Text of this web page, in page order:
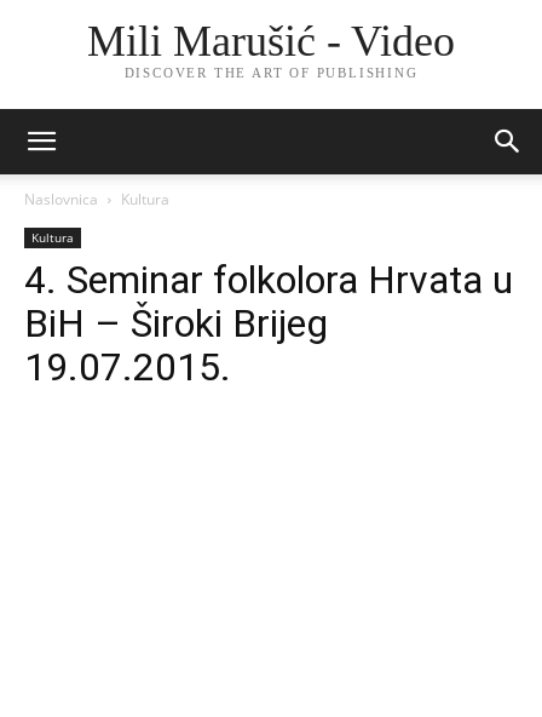
Mili Marušić - Video
DISCOVER THE ART OF PUBLISHING
Naslovnica Kultura
Kultura
4. Seminar folkolora Hrvata u
BiH – Široki Brijeg
19.07.2015.